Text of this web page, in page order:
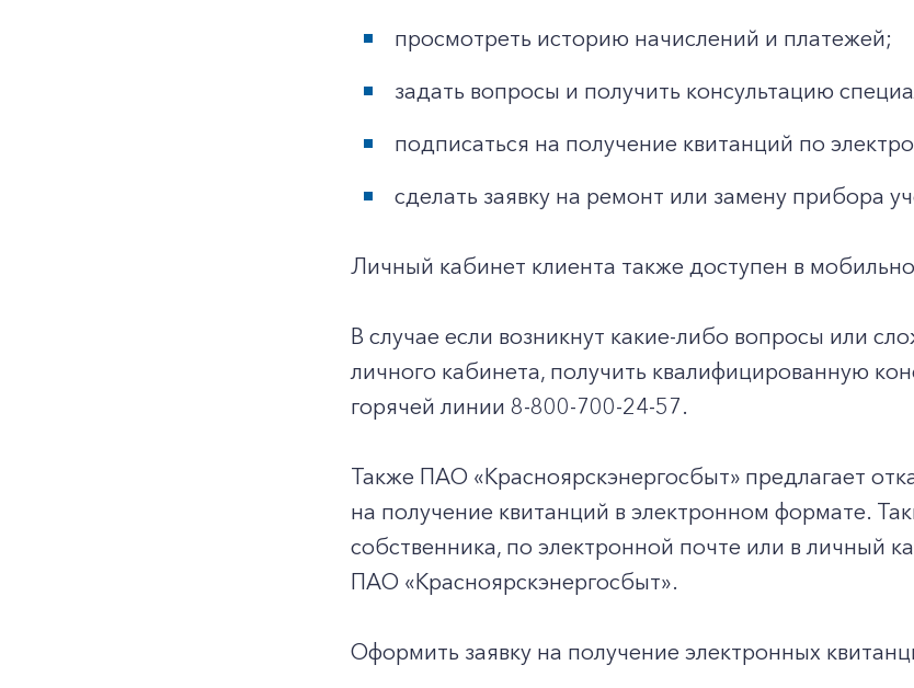
просмотреть историю начислений и платежей;
задать вопросы и получить консультацию
подписаться на получение квитанций по
сделать заявку на ремонт или замену прибора
Личный кабинет клиента также доступен в
В случае если возникнут какие-либо вопросы или
личного кабинета, получить квалифицированную
горячей линии 8-800-700-24-57.
Также ПАО «Красноярскэнергосбыт» предлагает
на получение квитанций в электронном формате.
собственника, по электронной почте или в личный
ПАО «Красноярскэнергосбыт».
Оформить заявку на получение электронных